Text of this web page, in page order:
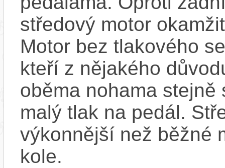
středový motor
Motor bez tlakového
kteří z nějakého
oběma nohama
malý tlak na pedál.
výkonnější než běžné
kole.